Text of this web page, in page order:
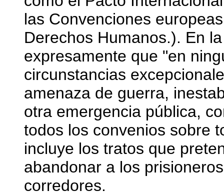
las Convenciones
Derechos Humanos.). En
expresamente que "en
circunstancias
amenaza de guerra,
otra emergencia pública,
todos los convenios sobre
incluye los tratos que
abandonar a los
corredores.